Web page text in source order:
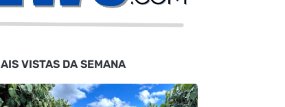
VISTAS DA SEMANA